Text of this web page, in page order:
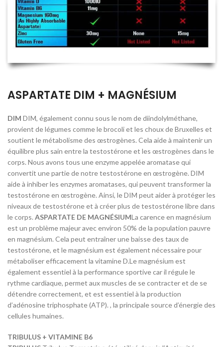
ASPARTATE DIM + MAGNÉSIUM
DIM DIM, également connu sous le nom de diindolylméthane,
provient de légumes comme le brocoli et les choux de Bruxelles et
soutient le métabolisme des œstrogènes. Cela aide à maintenir un
équilibre plus sain entre la testostérone et les œstrogènes dans le
corps. Nous avons tous une enzyme appelée aromatase qui
convertit une partie de notre testostérone en œstrogène. DIM
aide à inhiber les enzymes aromatases, qui peuvent transformer la
testostérone en œstrogène. Ainsi, le DIM peut aider à protéger les
niveaux de testostérone et à créer plus de testostérone libre dans
le corps. ASPARTATE DE MAGNÉSIUMLa carence en magnésium
est un problème majeur avec environ 50% de la population pauvre
en magnésium. Cela peut entraîner une baisse des taux de
testostérone, et le magnésium est également nécessaire pour
métaboliser efficacement la vitamine D.Le magnésium est
également essentiel à la performance sportive car il régule le
rythme cardiaque, permet aux muscles de se contracter et de se
détendre correctement, et est essentiel à la production
d’adénosine triphosphate (ATP). , la principale source d’énergie des
cellules humaines.
TRIBULUS + VITAMINE B6